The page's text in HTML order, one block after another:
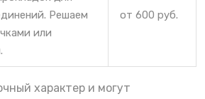
Решаем
или
от 600 руб.
характер и могут